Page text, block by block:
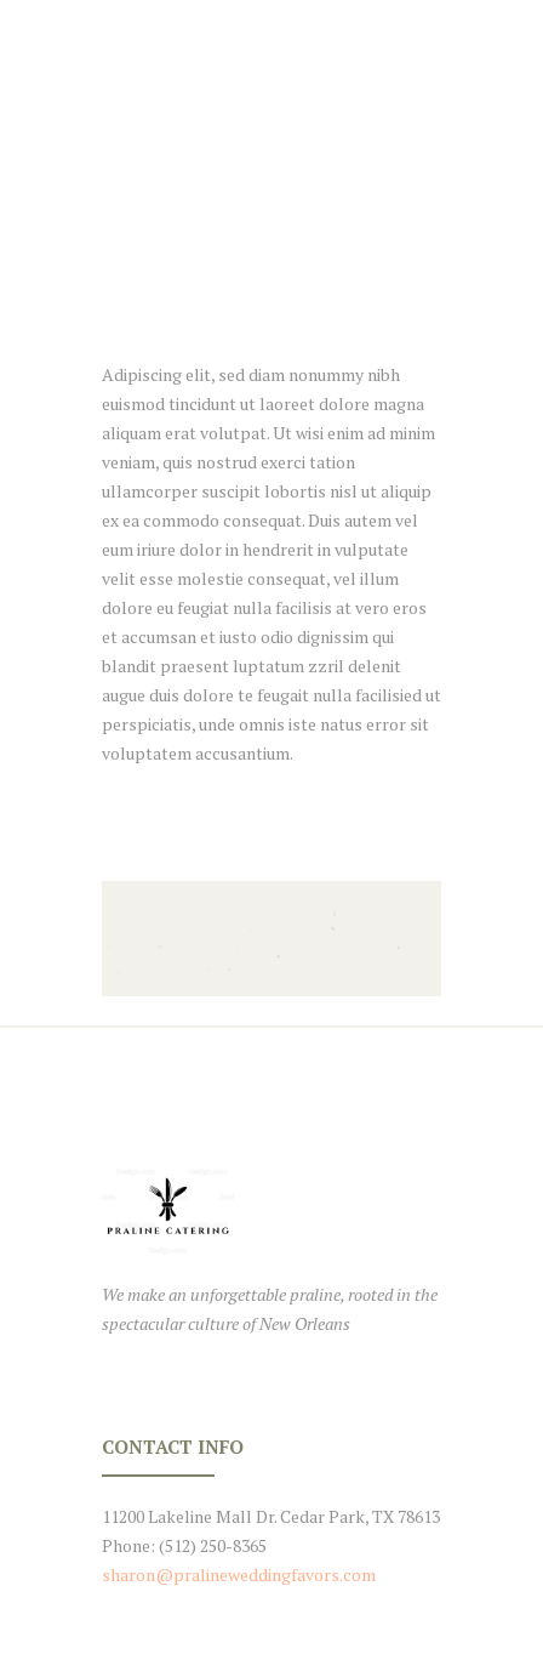
Adipiscing elit, sed diam nonummy nibh
euismod tincidunt ut laoreet dolore magna
aliquam erat volutpat. Ut wisi enim ad minim
veniam, quis nostrud exerci tation
ullamcorper suscipit lobortis nisl ut aliquip
ex ea commodo consequat. Duis autem vel
eum iriure dolor in hendrerit in vulputate
velit esse molestie consequat, vel illum
dolore eu feugiat nulla facilisis at vero eros
et accumsan et iusto odio dignissim qui
blandit praesent luptatum zzril delenit
augue duis dolore te feugait nulla facilisied ut
perspiciatis, unde omnis iste natus error sit
voluptatem accusantium.
We make an unforgettable praline, rooted in the
spectacular culture of New Orleans
CONTACT INFO
11200 Lakeline Mall Dr. Cedar Park, TX 78613
Phone: (512) 250-8365
sharon@pralineweddingfavors.com